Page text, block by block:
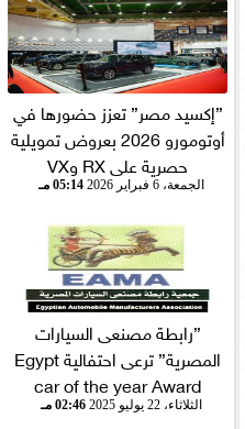
”إكسيد مصر” تعزز حضورها في
أوتومورو 2026 بعروض تمويلية
حصرية على RX وVX
الجمعة، 6 فبراير 2026 05:14 مـ
”رابطة مصنعى السيارات
المصرية” ترعى احتفالية Egypt
car of the year Award
الثلاثاء، 22 يوليو 2025 02:46 مـ